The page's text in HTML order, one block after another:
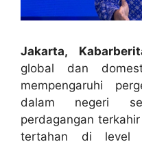
Jakarta,
global dan
mempengaruhi
dalam negeri
perdagangan
tertahan di level